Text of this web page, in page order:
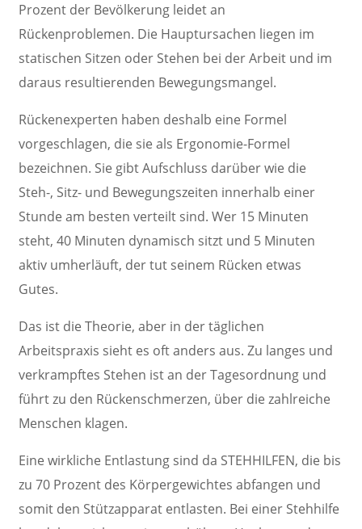
Prozent der Bevölkerung leidet an
Rückenproblemen. Die Hauptursachen liegen im
statischen Sitzen oder Stehen bei der Arbeit und im
daraus resultierenden Bewegungsmangel.
Rückenexperten haben deshalb eine Formel
vorgeschlagen, die sie als Ergonomie-Formel
bezeichnen. Sie gibt Aufschluss darüber wie die
Steh-, Sitz- und Bewegungszeiten innerhalb einer
Stunde am besten verteilt sind. Wer 15 Minuten
steht, 40 Minuten dynamisch sitzt und 5 Minuten
aktiv umherläuft, der tut seinem Rücken etwas
Gutes.
Das ist die Theorie, aber in der täglichen
Arbeitspraxis sieht es oft anders aus. Zu langes und
verkrampftes Stehen ist an der Tagesordnung und
führt zu den Rückenschmerzen, über die zahlreiche
Menschen klagen.
Eine wirkliche Entlastung sind da STEHHILFEN, die bis
zu 70 Prozent des Körpergewichtes abfangen und
somit den Stützapparat entlasten. Bei einer Stehhilfe